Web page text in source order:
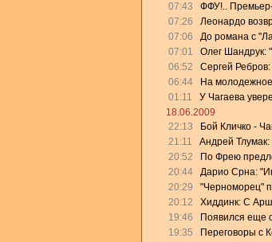
07:43
ФФУ!..
07:26
Леонардо
07:06
До романа с
07:01
Олег Шандрук:
06:52
Сергей
06:44
На
01:11
У Чагаева
18.06.2009
22:13
Бой Кличко -
21:11
Андрей
20:52
По Фрею
20:44
Дарио Срна:
20:29
"Черноморец"
20:12
Хиддинк: С
19:46
Появился еще
19:35
Переговоры с